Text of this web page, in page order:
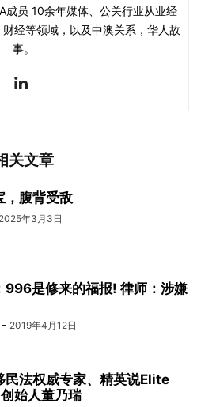
成员 10余年媒体、公关行业从业经
经等领域，以及中澳关系，华人故
事。
关文章
，腹背受敌
2025年3月3日
996是修来的福报! 律师：涉嫌
- 2019年4月12日
民法权威专家、精英说Elite
始人董乃瑞